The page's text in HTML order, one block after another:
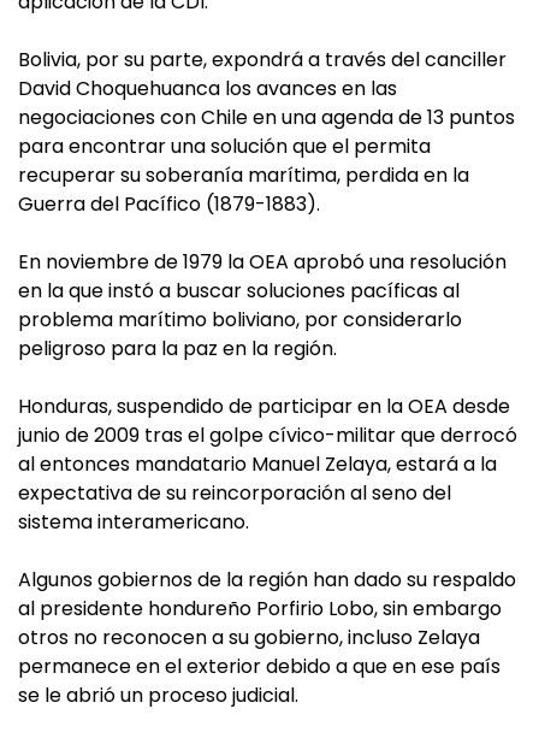
Bolivia, por su parte, expondrá a través del canciller
David Choquehuanca los avances en las
negociaciones con Chile en una agenda de 13 puntos
para encontrar una solución que el permita
recuperar su soberanía marítima, perdida en la
Guerra del Pacífico (1879-1883).
En noviembre de 1979 la OEA aprobó una resolución
en la que instó a buscar soluciones pacíficas al
problema marítimo boliviano, por considerarlo
peligroso para la paz en la región.
Honduras, suspendido de participar en la OEA desde
junio de 2009 tras el golpe cívico-militar que derrocó
al entonces mandatario Manuel Zelaya, estará a la
expectativa de su reincorporación al seno del
sistema interamericano.
Algunos gobiernos de la región han dado su respaldo
al presidente hondureño Porfirio Lobo, sin embargo
otros no reconocen a su gobierno, incluso Zelaya
permanece en el exterior debido a que en ese país
se le abrió un proceso judicial.